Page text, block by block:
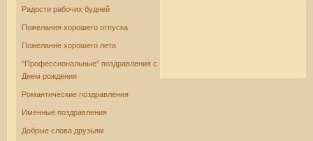
Радости рабочих будней
Пожелания хорошего отпуска
Пожелание хорошего лета
"Профессиональные" поздравления с
Днем рождения
Романтические поздравления
Именные поздравления
Добрые слова друзьям